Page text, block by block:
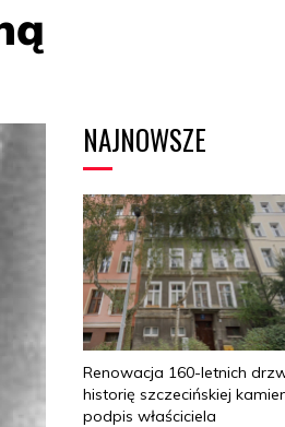
NAJNOWSZE
Renowacja 160-letnich
historię szczecińskiej
podpis właściciela